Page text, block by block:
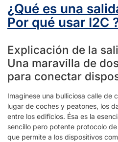
¿Qué es una
Por qué usar I2C
Explicación de la
Una maravilla de
para conectar
Imagínese una bulliciosa calle de
lugar de coches y peatones, los
entre los edificios. Ésa es la
sencillo pero potente protocolo
que permite a los dispositivos